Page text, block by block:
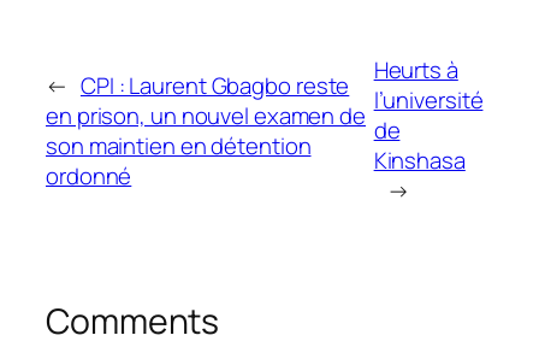
← CPI : Laurent Gbagbo reste
en prison, un nouvel examen de
son maintien en détention
ordonné
Heurts à
l’université
de
Kinshasa
→
Comments